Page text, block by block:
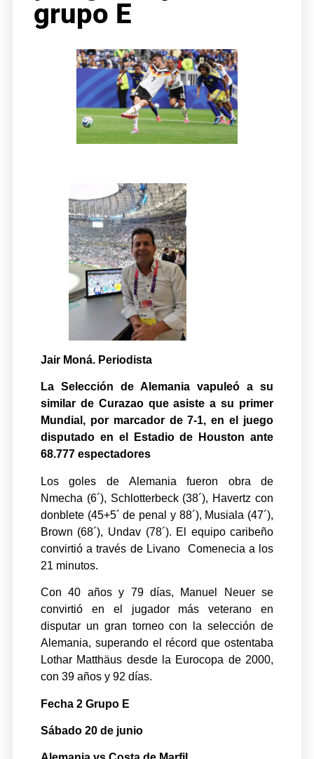
grupo E
Jair Moná. Periodista
La Selección de Alemania vapuleó a su
similar de Curazao que asiste a su primer
Mundial, por marcador de 7-1, en el juego
disputado en el Estadio de Houston ante
68.777 espectadores
Los goles de Alemania fueron obra de
Nmecha (6´), Schlotterbeck (38´), Havertz con
donblete (45+5´ de penal y 88´), Musiala (47´),
Brown (68´), Undav (78´). El equipo caribeño
convirtió a través de Livano Comenecia a los
21 minutos.
Con 40 años y 79 días, Manuel Neuer se
convirtió en el jugador más veterano en
disputar un gran torneo con la selección de
Alemania, superando el récord que ostentaba
Lothar Matthäus desde la Eurocopa de 2000,
con 39 años y 92 días.
Fecha 2 Grupo E
Sábado 20 de junio